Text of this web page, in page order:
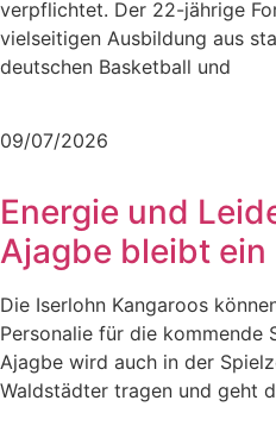
verpflichtet. Der 22-jährige
vielseitigen Ausbildung aus
deutschen Basketball und
09/07/2026
Energie und
Ajagbe bleibt ein
Die Iserlohn Kangaroos
Personalie für die kommende
Ajagbe wird auch in der
Waldstädter tragen und geht